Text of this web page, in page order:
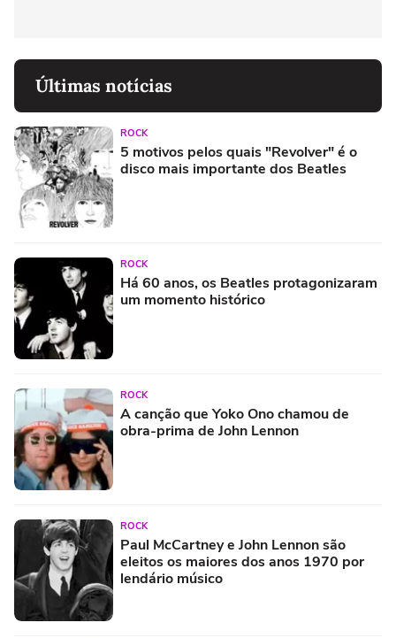
Últimas notícias
ROCK
5 motivos pelos quais "Revolver" é o
disco mais importante dos Beatles
ROCK
Há 60 anos, os Beatles protagonizaram
um momento histórico
ROCK
A canção que Yoko Ono chamou de
obra-prima de John Lennon
ROCK
Paul McCartney e John Lennon são
eleitos os maiores dos anos 1970 por
lendário músico